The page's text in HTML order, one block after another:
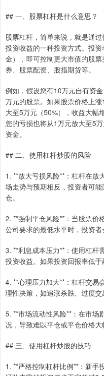
## 一、股票杠杆是什么意思？
股票杠杆，简单来说，就是通
投资收益的一种投资方式。投
金），即可控制更大市值的股
券、股票配资、股指期货等。
例如，假设您有10万元自有资
万元的股票。如果股票价格上
大至5万元（50%），收益大幅
您的亏损也将从1万元放大至5
资金。
## 二、使用杠杆炒股的风险
1. **放大亏损风险**：杠杆在放
场走势与预期相反，投资者可
仓。
2. **强制平仓风险**：当股票价
公司要求的最低水平时，投资者
3. **利息成本压力**：使用杠杆
投资收益。如果投资回报率低于
4. **心理压力加大**：杠杆交易
理性决策，如追涨杀跌、过度交
5. **市场流动性风险**：在市场
况，导致难以平仓或平仓价格大
## 三、使用杠杆炒股的技巧
1. **严格控制杠杆比例**：新手